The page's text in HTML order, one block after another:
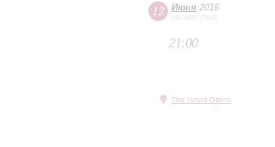
12 Июня 2016
воскресенье
21:00
The Israeli Opera